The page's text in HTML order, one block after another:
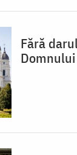
Fără